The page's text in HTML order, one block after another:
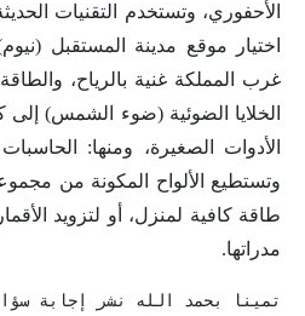
الأحفوري، وتستخدم التقنيات
اختيار موقع مدينة المستقبل
غرب المملكة غنية بالرياح،
الخلايا الضوئية (ضوء الشمس) إلى
الأدوات الصغيرة، ومنها:
وتستطيع الألواح المكونة من
طاقة كافية لمنزل، أو لتزويد
مدراتها.